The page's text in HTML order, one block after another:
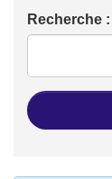
Recherche :